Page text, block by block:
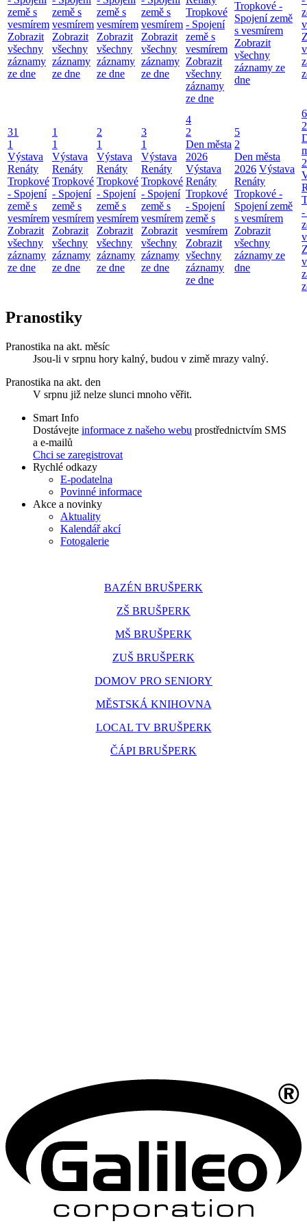
země s
vesmírem
Zobrazit
všechny
záznamy
ze dne
země s
vesmírem
Zobrazit
všechny
záznamy
ze dne
země s
vesmírem
Zobrazit
všechny
záznamy
ze dne
země s
vesmírem
Zobrazit
všechny
záznamy
ze dne
Tropkové
- Spojení
země s
vesmírem
Zobrazit
všechny
záznamy
ze dne
Tropkové -
Spojení země
s vesmírem
Zobrazit
všechny
záznamy ze
dne
31
1
Výstava
Renáty
Tropkové
- Spojení
země s
vesmírem
Zobrazit
všechny
záznamy
ze dne
1
1
Výstava
Renáty
Tropkové
- Spojení
země s
vesmírem
Zobrazit
všechny
záznamy
ze dne
2
1
Výstava
Renáty
Tropkové
- Spojení
země s
vesmírem
Zobrazit
všechny
záznamy
ze dne
3
1
Výstava
Renáty
Tropkové
- Spojení
země s
vesmírem
Zobrazit
všechny
záznamy
ze dne
4
2
Den města
2026
Výstava
Renáty
Tropkové
- Spojení
země s
vesmírem
Zobrazit
všechny
záznamy
ze dne
5
2
Den města
2026 Výstava
Renáty
Tropkové -
Spojení země
s vesmírem
Zobrazit
všechny
záznamy ze
dne
6
2
-
Pranostiky
Pranostika na akt. měsíc
Jsou-li v srpnu hory kalný, budou v zimě mrazy valný.
Pranostika na akt. den
V srpnu již nelze slunci mnoho věřit.
Smart Info
Dostávejte informace z našeho webu prostřednictvím SMS
a e-mailů
Chci se zaregistrovat
Rychlé odkazy
E-podatelna
Povinné informace
Akce a novinky
Aktuality
Kalendář akcí
Fotogalerie
BAZÉN BRUŠPERK
ZŠ BRUŠPERK
MŠ BRUŠPERK
ZUŠ BRUŠPERK
DOMOV PRO SENIORY
MĚSTSKÁ KNIHOVNA
LOCAL TV BRUŠPERK
ČÁPI BRUŠPERK